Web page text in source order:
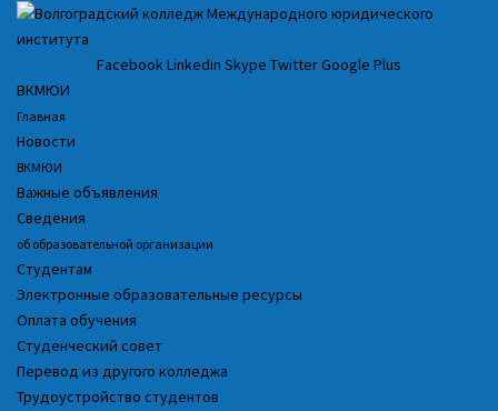
FacebookLinkedin Skype TwitterGoogle Plus
ВКМЮИ
Главная
Новости
ВКМЮИ
Важные объявления
Сведения
об образовательной организации
Студентам
Электронные образовательные ресурсы
Оплата обучения
Студенческий совет
Перевод из другого колледжа
Трудоустройство студентов